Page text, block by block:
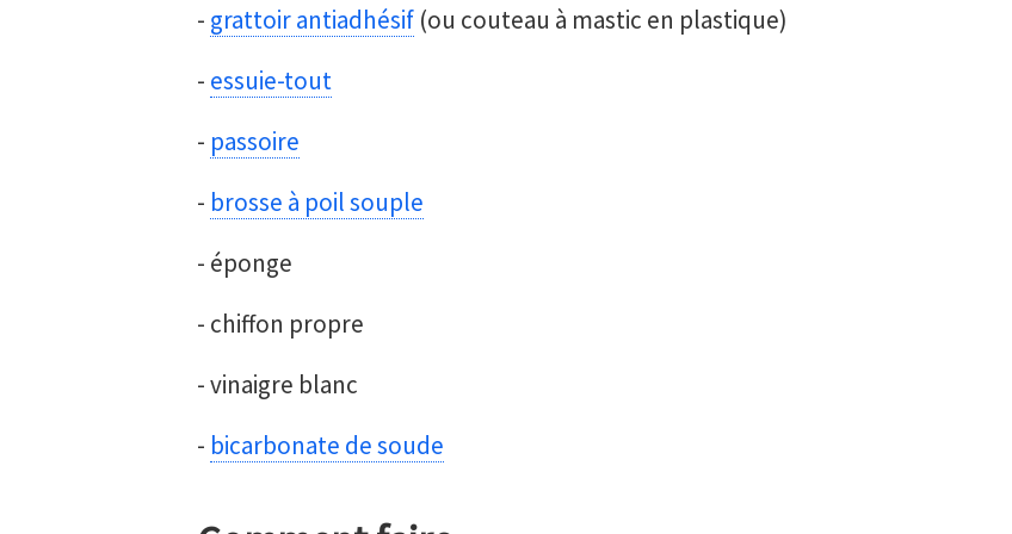
- grattoir antiadhésif(ou couteau à mastic en plastique)
- essuie-tout
- passoire
- brosse à poil souple
- éponge
- chiffon propre
- vinaigre blanc
- bicarbonate de soude